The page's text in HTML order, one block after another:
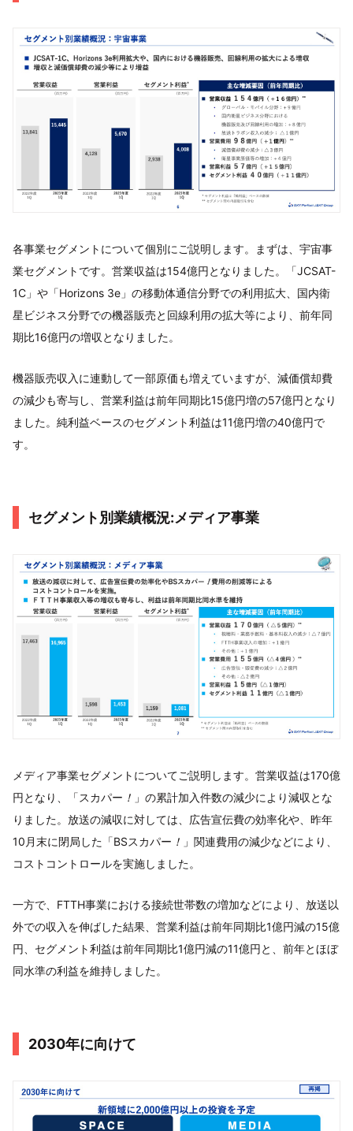
各事業セグメントについて個別にご説明します。まずは、宇宙事
業セグメントです。営業収益は154億円となりました。「JCSAT-
1C」や「Horizons 3e」の移動体通信分野での利用拡大、国内衛
星ビジネス分野での機器販売と回線利用の拡大等により、前年同
期比16億円の増収となりました。
機器販売収入に連動して一部原価も増えていますが、減価償却費
の減少も寄与し、営業利益は前年同期比15億円増の57億円となり
ました。純利益ベースのセグメント利益は11億円増の40億円で
す。
セグメント別業績概況:メディア事業
メディア事業セグメントについてご説明します。営業収益は170億
円となり、「スカパー ！ 」の累計加入件数の減少により減収とな
りました。放送の減収に対しては、広告宣伝費の効率化や、昨年
10月末に閉局した「BSスカパー ！ 」関連費用の減少などにより、
コストコントロールを実施しました。
一方で、FTTH事業における接続世帯数の増加などにより、放送以
外での収入を伸ばした結果、営業利益は前年同期比1億円減の15億
円、セグメント利益は前年同期比1億円減の11億円と、前年とほぼ
同水準の利益を維持しました。
2030年に向けて